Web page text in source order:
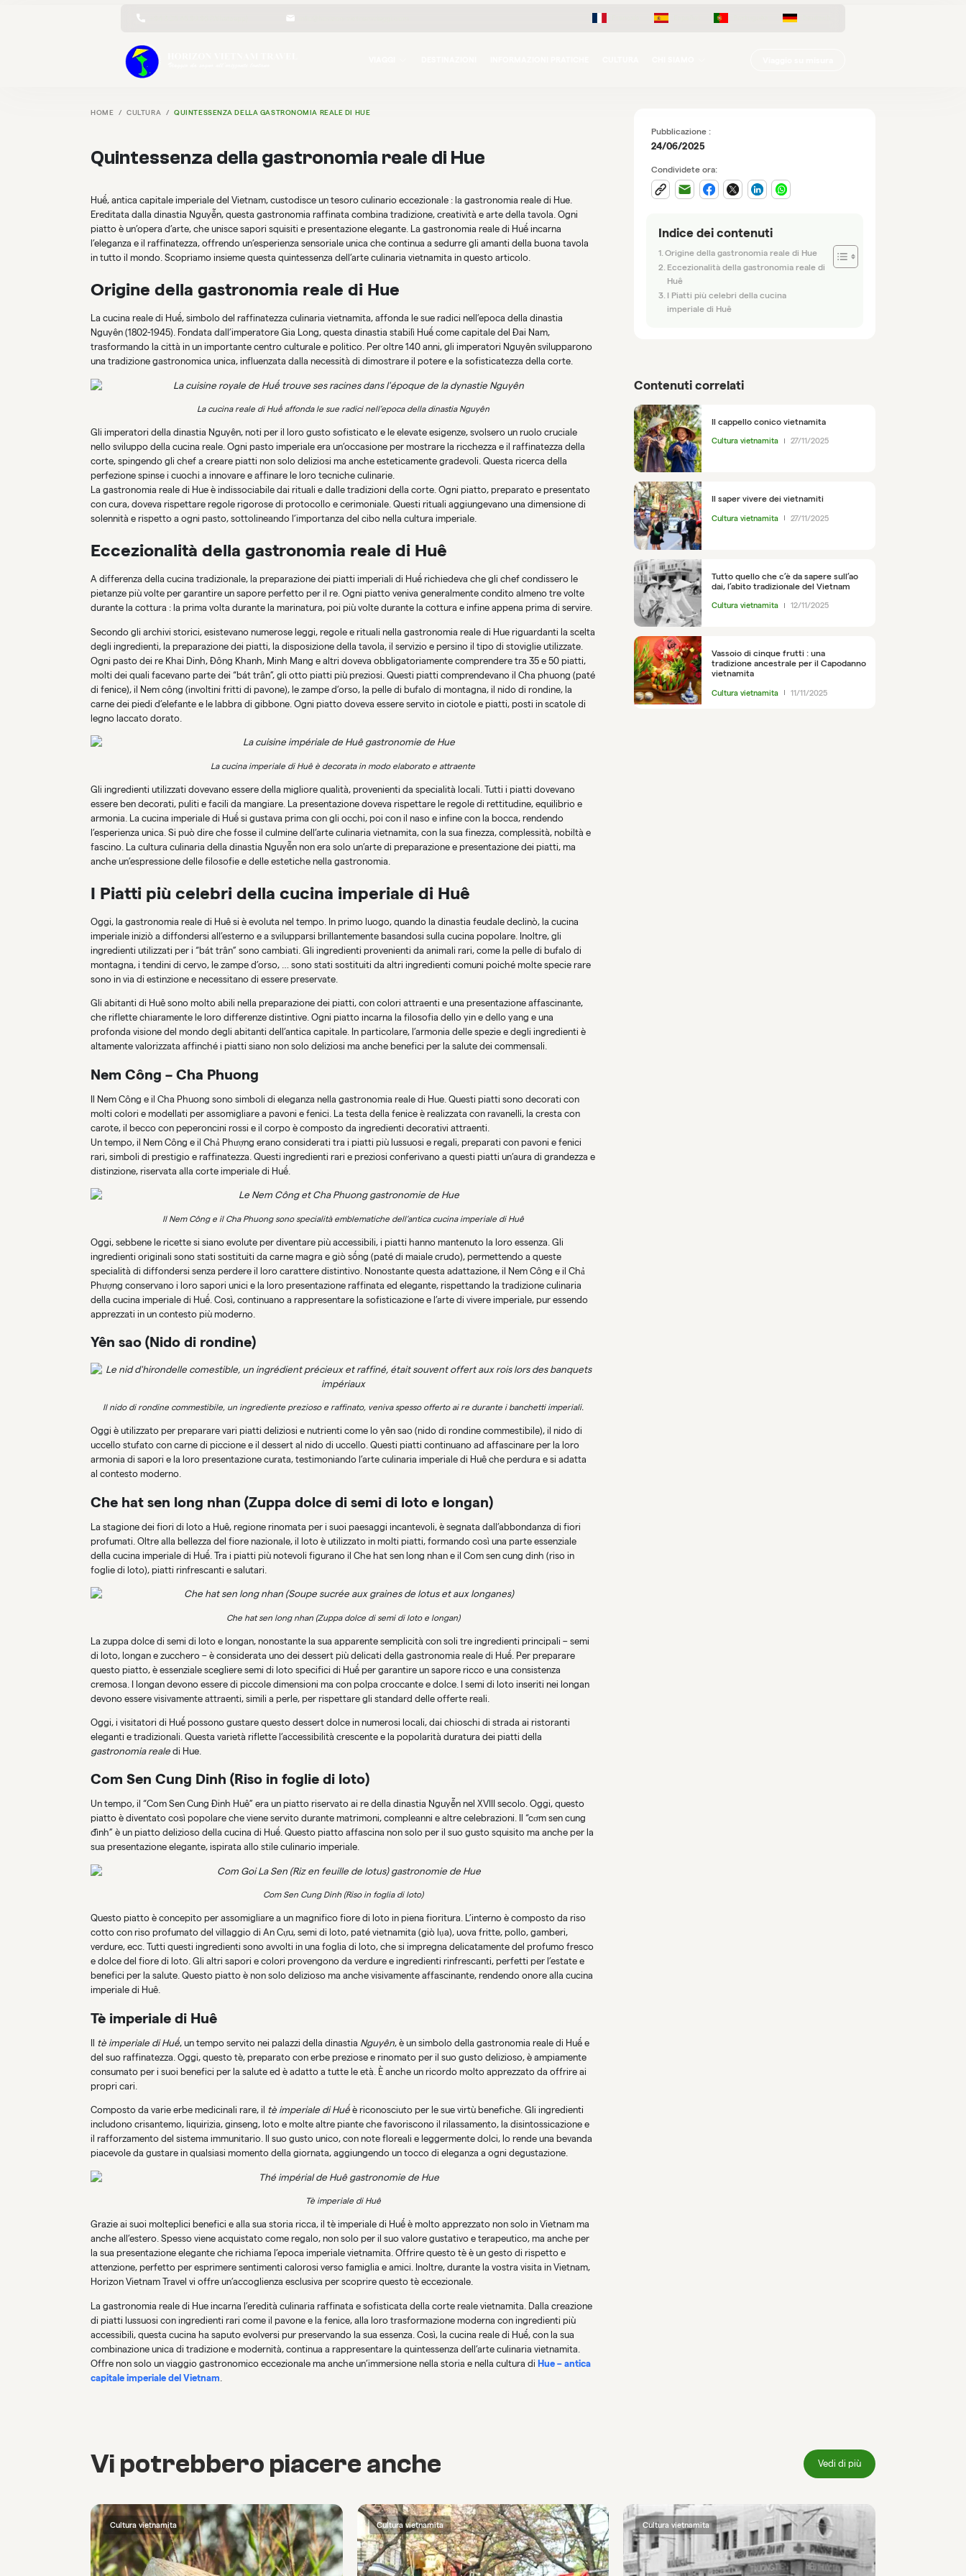
HOME CULTURA QUINTESSENZA DELLA GASTRONOMIA REALE DI HUE
Quintessenza della gastronomia reale di Hue
Huế, antica capitale imperiale del Vietnam, custodisce un tesoro culinario eccezionale : la gastronomia reale di Hue.
Ereditata dalla dinastia Nguyễn, questa gastronomia raffinata combina tradizione, creatività e arte della tavola. Ogni
piatto è un’opera d’arte, che unisce sapori squisiti e presentazione elegante. La gastronomia reale di Huế incarna
l’eleganza e il raffinatezza, offrendo un’esperienza sensoriale unica che continua a sedurre gli amanti della buona tavola
in tutto il mondo. Scopriamo insieme questa quintessenza dell’arte culinaria vietnamita in questo articolo.
Origine della gastronomia reale di Hue
La cucina reale di Huế, simbolo del raffinatezza culinaria vietnamita, affonda le sue radici nell’epoca della dinastia
Nguyên (1802-1945). Fondata dall’imperatore Gia Long, questa dinastia stabilì Huế come capitale del Đai Nam,
trasformando la città in un importante centro culturale e politico. Per oltre 140 anni, gli imperatori Nguyên svilupparono
una tradizione gastronomica unica, influenzata dalla necessità di dimostrare il potere e la sofisticatezza della corte.
La cucina reale di Huế affonda le sue radici nell’epoca della dinastia Nguyên
Gli imperatori della dinastia Nguyên, noti per il loro gusto sofisticato e le elevate esigenze, svolsero un ruolo cruciale
nello sviluppo della cucina reale. Ogni pasto imperiale era un’occasione per mostrare la ricchezza e il raffinatezza della
corte, spingendo gli chef a creare piatti non solo deliziosi ma anche esteticamente gradevoli. Questa ricerca della
perfezione spinse i cuochi a innovare e affinare le loro tecniche culinarie.
La gastronomia reale di Hue è indissociabile dai rituali e dalle tradizioni della corte. Ogni piatto, preparato e presentato
con cura, doveva rispettare regole rigorose di protocollo e cerimoniale. Questi rituali aggiungevano una dimensione di
solennità e rispetto a ogni pasto, sottolineando l’importanza del cibo nella cultura imperiale.
Eccezionalità della gastronomia reale di Huê
A differenza della cucina tradizionale, la preparazione dei piatti imperiali di Huế richiedeva che gli chef condissero le
pietanze più volte per garantire un sapore perfetto per il re. Ogni piatto veniva generalmente condito almeno tre volte
durante la cottura : la prima volta durante la marinatura, poi più volte durante la cottura e infine appena prima di servire.
Secondo gli archivi storici, esistevano numerose leggi, regole e rituali nella gastronomia reale di Hue riguardanti la scelta
degli ingredienti, la preparazione dei piatti, la disposizione della tavola, il servizio e persino il tipo di stoviglie utilizzate.
Ogni pasto dei re Khai Dinh, Đông Khanh, Minh Mang e altri doveva obbligatoriamente comprendere tra 35 e 50 piatti,
molti dei quali facevano parte dei “bát trân”, gli otto piatti più preziosi. Questi piatti comprendevano il Cha phuong (paté
di fenice), il Nem công (involtini fritti di pavone), le zampe d’orso, la pelle di bufalo di montagna, il nido di rondine, la
carne dei piedi d’elefante e le labbra di gibbone. Ogni piatto doveva essere servito in ciotole e piatti, posti in scatole di
legno laccato dorato.
La cucina imperiale di Huê è decorata in modo elaborato e attraente
Gli ingredienti utilizzati dovevano essere della migliore qualità, provenienti da specialità locali. Tutti i piatti dovevano
essere ben decorati, puliti e facili da mangiare. La presentazione doveva rispettare le regole di rettitudine, equilibrio e
armonia. La cucina imperiale di Huế si gustava prima con gli occhi, poi con il naso e infine con la bocca, rendendo
l’esperienza unica. Si può dire che fosse il culmine dell’arte culinaria vietnamita, con la sua finezza, complessità, nobiltà e
fascino. La cultura culinaria della dinastia Nguyễn non era solo un’arte di preparazione e presentazione dei piatti, ma
anche un’espressione delle filosofie e delle estetiche nella gastronomia.
I Piatti più celebri della cucina imperiale di Huê
Oggi, la gastronomia reale di Huê si è evoluta nel tempo. In primo luogo, quando la dinastia feudale declinò, la cucina
imperiale iniziò a diffondersi all’esterno e a svilupparsi brillantemente basandosi sulla cucina popolare. Inoltre, gli
ingredienti utilizzati per i “bát trân” sono cambiati. Gli ingredienti provenienti da animali rari, come la pelle di bufalo di
montagna, i tendini di cervo, le zampe d’orso, … sono stati sostituiti da altri ingredienti comuni poiché molte specie rare
sono in via di estinzione e necessitano di essere preservate.
Gli abitanti di Huê sono molto abili nella preparazione dei piatti, con colori attraenti e una presentazione affascinante,
che riflette chiaramente le loro differenze distintive. Ogni piatto incarna la filosofia dello yin e dello yang e una
profonda visione del mondo degli abitanti dell’antica capitale. In particolare, l’armonia delle spezie e degli ingredienti è
altamente valorizzata affinché i piatti siano non solo deliziosi ma anche benefici per la salute dei commensali.
Nem Công – Cha Phuong
Il Nem Công e il Cha Phuong sono simboli di eleganza nella gastronomia reale di Hue. Questi piatti sono decorati con
molti colori e modellati per assomigliare a pavoni e fenici. La testa della fenice è realizzata con ravanelli, la cresta con
carote, il becco con peperoncini rossi e il corpo è composto da ingredienti decorativi attraenti.
Un tempo, il Nem Công e il Chả Phượng erano considerati tra i piatti più lussuosi e regali, preparati con pavoni e fenici
rari, simboli di prestigio e raffinatezza. Questi ingredienti rari e preziosi conferivano a questi piatti un’aura di grandezza e
distinzione, riservata alla corte imperiale di Huế.
Il Nem Công e il Cha Phuong sono specialità emblematiche dell’antica cucina imperiale di Huê
Oggi, sebbene le ricette si siano evolute per diventare più accessibili, i piatti hanno mantenuto la loro essenza. Gli
ingredienti originali sono stati sostituiti da carne magra e giò sống (paté di maiale crudo), permettendo a queste
specialità di diffondersi senza perdere il loro carattere distintivo. Nonostante questa adattazione, il Nem Công e il Chả
Phượng conservano i loro sapori unici e la loro presentazione raffinata ed elegante, rispettando la tradizione culinaria
della cucina imperiale di Huế. Così, continuano a rappresentare la sofisticazione e l’arte di vivere imperiale, pur essendo
apprezzati in un contesto più moderno.
Yên sao (Nido di rondine)
Il nido di rondine commestibile, un ingrediente prezioso e raffinato, veniva spesso offerto ai re durante i banchetti imperiali.
Oggi è utilizzato per preparare vari piatti deliziosi e nutrienti come lo yên sao (nido di rondine commestibile), il nido di
uccello stufato con carne di piccione e il dessert al nido di uccello. Questi piatti continuano ad affascinare per la loro
armonia di sapori e la loro presentazione curata, testimoniando l’arte culinaria imperiale di Huê che perdura e si adatta
al contesto moderno.
Che hat sen long nhan (Zuppa dolce di semi di loto e longan)
La stagione dei fiori di loto a Huê, regione rinomata per i suoi paesaggi incantevoli, è segnata dall’abbondanza di fiori
profumati. Oltre alla bellezza del fiore nazionale, il loto è utilizzato in molti piatti, formando così una parte essenziale
della cucina imperiale di Huế. Tra i piatti più notevoli figurano il Che hat sen long nhan e il Com sen cung dinh (riso in
foglie di loto), piatti rinfrescanti e salutari.
Che hat sen long nhan (Zuppa dolce di semi di loto e longan)
La zuppa dolce di semi di loto e longan, nonostante la sua apparente semplicità con soli tre ingredienti principali – semi
di loto, longan e zucchero – è considerata uno dei dessert più delicati della gastronomia reale di Huế. Per preparare
questo piatto, è essenziale scegliere semi di loto specifici di Huế per garantire un sapore ricco e una consistenza
cremosa. I longan devono essere di piccole dimensioni ma con polpa croccante e dolce. I semi di loto inseriti nei longan
devono essere visivamente attraenti, simili a perle, per rispettare gli standard delle offerte reali.
Oggi, i visitatori di Huế possono gustare questo dessert dolce in numerosi locali, dai chioschi di strada ai ristoranti
eleganti e tradizionali. Questa varietà riflette l’accessibilità crescente e la popolarità duratura dei piatti della
gastronomia reale di Hue.
Com Sen Cung Dinh (Riso in foglie di loto)
Un tempo, il “Com Sen Cung Đinh Huê” era un piatto riservato ai re della dinastia Nguyễn nel XVIII secolo. Oggi, questo
piatto è diventato così popolare che viene servito durante matrimoni, compleanni e altre celebrazioni. Il “cơm sen cung
đình” è un piatto delizioso della cucina di Huế. Questo piatto affascina non solo per il suo gusto squisito ma anche per la
sua presentazione elegante, ispirata allo stile culinario imperiale.
Com Sen Cung Dinh (Riso in foglia di loto)
Questo piatto è concepito per assomigliare a un magnifico fiore di loto in piena fioritura. L’interno è composto da riso
cotto con riso profumato del villaggio di An Cựu, semi di loto, paté vietnamita (giò lụa), uova fritte, pollo, gamberi,
verdure, ecc. Tutti questi ingredienti sono avvolti in una foglia di loto, che si impregna delicatamente del profumo fresco
e dolce del fiore di loto. Gli altri sapori e colori provengono da verdure e ingredienti rinfrescanti, perfetti per l’estate e
benefici per la salute. Questo piatto è non solo delizioso ma anche visivamente affascinante, rendendo onore alla cucina
imperiale di Huê.
Tè imperiale di Huê
tè imperiale di Huế, un tempo servito nei palazzi della dinastia Nguyên, è un simbolo della gastronomia reale di Huế e
del suo raffinatezza. Oggi, questo tè, preparato con erbe preziose e rinomato per il suo gusto delizioso, è ampiamente
consumato per i suoi benefici per la salute ed è adatto a tutte le età. È anche un ricordo molto apprezzato da offrire ai
propri cari.
Composto da varie erbe medicinali rare, il tè imperiale di Huế è riconosciuto per le sue virtù benefiche. Gli ingredienti
includono crisantemo, liquirizia, ginseng, loto e molte altre piante che favoriscono il rilassamento, la disintossicazione e
il rafforzamento del sistema immunitario. Il suo gusto unico, con note floreali e leggermente dolci, lo rende una bevanda
piacevole da gustare in qualsiasi momento della giornata, aggiungendo un tocco di eleganza a ogni degustazione.
Tè imperiale di Huê
Grazie ai suoi molteplici benefici e alla sua storia ricca, il tè imperiale di Huế è molto apprezzato non solo in Vietnam ma
anche all’estero. Spesso viene acquistato come regalo, non solo per il suo valore gustativo e terapeutico, ma anche per
la sua presentazione elegante che richiama l’epoca imperiale vietnamita. Offrire questo tè è un gesto di rispetto e
attenzione, perfetto per esprimere sentimenti calorosi verso famiglia e amici. Inoltre, durante la vostra visita in Vietnam,
Horizon Vietnam Travel vi offre un’accoglienza esclusiva per scoprire questo tè eccezionale.
La gastronomia reale di Hue incarna l’eredità culinaria raffinata e sofisticata della corte reale vietnamita. Dalla creazione
di piatti lussuosi con ingredienti rari come il pavone e la fenice, alla loro trasformazione moderna con ingredienti più
accessibili, questa cucina ha saputo evolversi pur preservando la sua essenza. Così, la cucina reale di Huế, con la sua
combinazione unica di tradizione e modernità, continua a rappresentare la quintessenza dell’arte culinaria vietnamita.
Offre non solo un viaggio gastronomico eccezionale ma anche un’immersione nella storia e nella cultura di Hue – antica
capitale imperiale del Vietnam
Pubblicazione :
24/06/2025
Condividete ora:
Indice dei contenuti
Origine della gastronomia reale di Hue
Eccezionalità della gastronomia reale di
Huê
I Piatti più celebri della cucina
imperiale di Huê
Contenuti correlati
Il cappello conico vietnamita
Cultura vietnamita 27/11/2025
Il saper vivere dei vietnamiti
Cultura vietnamita 27/11/2025
Tutto quello che c’è da sapere sull’ao
dai, l’abito tradizionale del Vietnam
Cultura vietnamita 12/11/2025
Vassoio di cinque frutti : una
tradizione ancestrale per il Capodanno
vietnamita
Cultura vietnamita 11/11/2025
Vi potrebbero piacere anche Vedi di più
Cultura vietnamita Cultura vietnamita Cultura vietnamita